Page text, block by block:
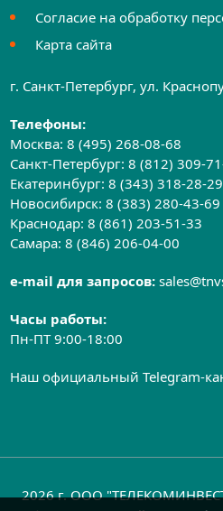
Согласие на обработку
Карта сайта
г. Санкт-Петербург, ул.
Телефоны:
Москва:8 (495) 268-08-68
Санкт-Петербург:8 (812) 309-
Екатеринбург:8 (343) 318-28-29
Новосибирск:8 (383) 280-43-69
Краснодар:8 (861) 203-51-33
Самара:8 (846) 206-04-00
e-mail для запросов:
Часы работы:
Пн-ПТ 9:00-18:00
Наш официальный Telegram-
2026 г. ООО